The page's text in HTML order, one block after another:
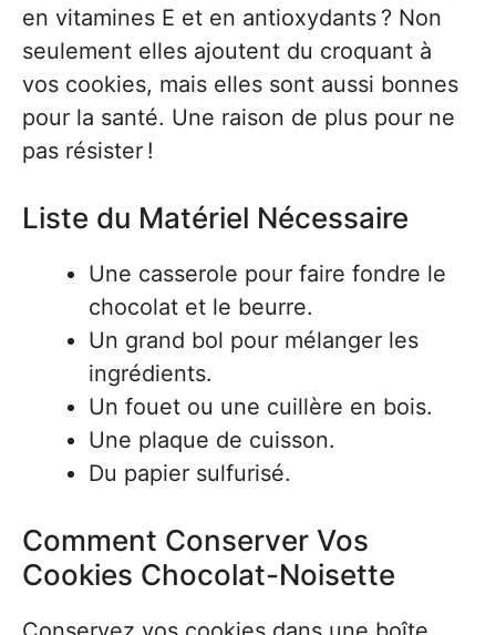
en vitamines E et en antioxydants ? Non
seulement elles ajoutent du croquant à
vos cookies, mais elles sont aussi bonnes
pour la santé. Une raison de plus pour ne
pas résister !
Liste du Matériel Nécessaire
Une casserole pour faire fondre le
chocolat et le beurre.
Un grand bol pour mélanger les
ingrédients.
Un fouet ou une cuillère en bois.
Une plaque de cuisson.
Du papier sulfurisé.
Comment Conserver Vos
Cookies Chocolat-Noisette